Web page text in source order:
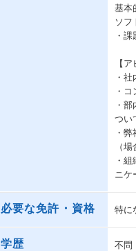
基本
ソフ
・
【
・
・
・
つい
・
（
・
ニケ
必要な免許・資格 特に
学歴 不問